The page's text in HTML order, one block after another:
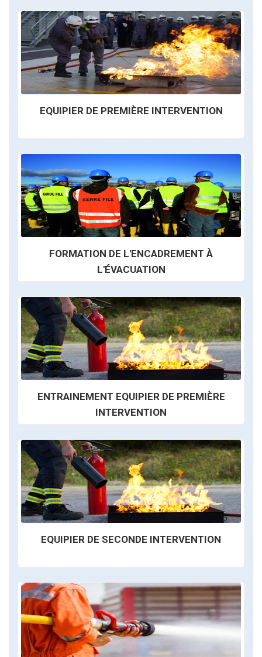
EQUIPIER DE PREMIÈRE INTERVENTION
FORMATION DE L'ENCADREMENT À
L'ÉVACUATION
ENTRAINEMENT EQUIPIER DE PREMIÈRE
INTERVENTION
EQUIPIER DE SECONDE INTERVENTION